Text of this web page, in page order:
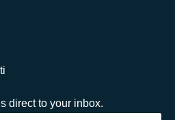
direct to your inbox.